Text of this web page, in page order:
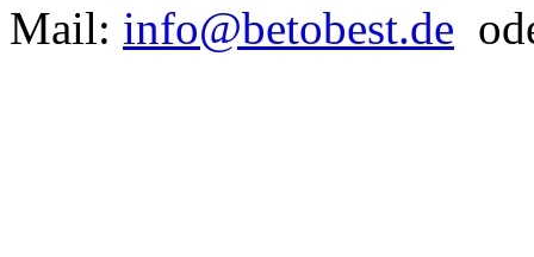
Mail: info@betobest.de